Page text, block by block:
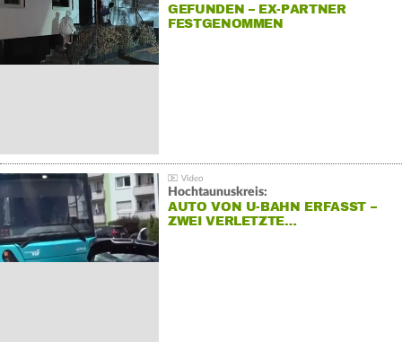
GEFUNDEN – EX-PARTNER
FESTGENOMMEN
Hochtaunuskreis:
AUTO VON U-BAHN ERFASST –
ZWEI VERLETZTE…